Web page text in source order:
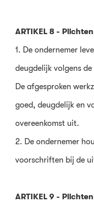
ARTIKEL 8 -
1. De ondernemer
deugdelijk volgens
De afgesproken
goed, deugdelijk en
overeenkomst uit.
2. De ondernemer
voorschriften bij de
ARTIKEL 9 -